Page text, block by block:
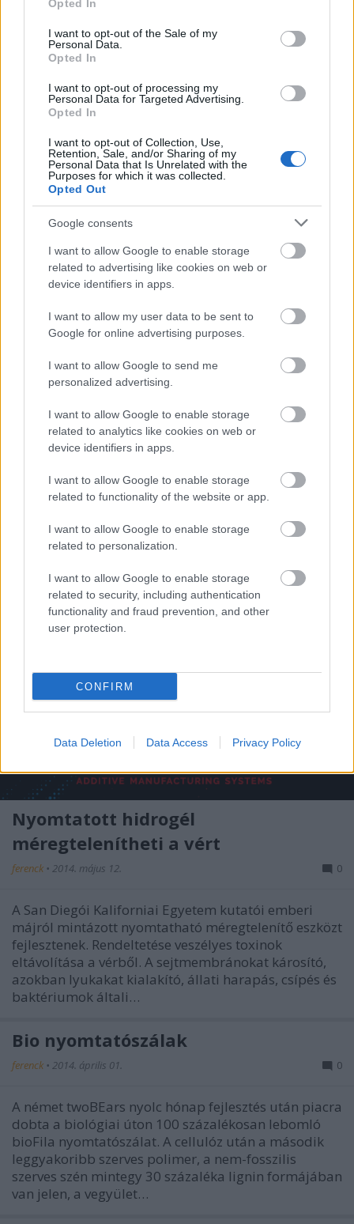
use your data for below specified purposes in below Google
consent section.
Opted In
I want to opt-out of the Sale of my
Personal Data.
Opted In
I want to opt-out of processing my
Personal Data for Targeted Advertising.
Opted In
I want to opt-out of Collection, Use,
Retention, Sale, and/or Sharing of my
Personal Data that Is Unrelated with the
Purposes for which it was collected.
Opted Out
Google consents
I want to allow Google to enable storage
related to advertising like cookies on web or
device identifiers in apps.
I want to allow my user data to be sent to
Google for online advertising purposes.
I want to allow Google to send me
personalized advertising.
I want to allow Google to enable storage
related to analytics like cookies on web or
device identifiers in apps.
I want to allow Google to enable storage
related to functionality of the website or app.
I want to allow Google to enable storage
related to personalization.
I want to allow Google to enable storage
related to security, including authentication
functionality and fraud prevention, and other
user protection.
CONFIRM
Data Deletion Data Access Privacy Policy
szövetek tervezésével, modellezésével,
bionyomtató labort a Queensland…
3D nyomtatás és antibiotikumok
•2015. február 05.
A Louisiana Állami Egyetem és a nyomtatószálakat
és anyagokat, gyártásukhoz műszereket fejlesztő
ExtrusionBot szakemberei közös kutatásban
vizsgálták a 3D nyomtatás és speciális
nyomtatószálak, matériák biomedikális
alkalmazásait. Két esetcsoportra, antibiotikumokkal
kezelt…
piacon: a Verbatim
Az adattárolóiról, főként pendrive-jairól ismert
Verbatim bejelentette, hogy ezentúl 3D
nyomtatószálakkal, anyagokkal is foglalkozik, azaz
újabb szereplő jelent meg a Gartner által 2014-ben
669 millió dollárosra becsült piacon. Ausztráliában
és Új-Zélandon augusztus második…
Nyomtatott élet a világűrben
•2014. június 02.
Az űrutazás nehezen kivitelezhető, nem praktikus, az
egészségre is káros hatással lehet. Viszont sok tudós
szerint az ember hosszútávú túlélése csak más
bolygók gyarmatosításával, a világűr
leginkább megvalósítható…
Nyomtatott hidrogél
méregtelenítheti a vért
ferenck • 2014. május 12. 0
A San Diegói Kaliforniai Egyetem kutatói emberi
májról mintázott nyomtatható méregtelenítő eszközt
fejlesztenek. Rendeltetése veszélyes toxinok
eltávolítása a vérből. A sejtmembránokat károsító,
azokban lyukakat kialakító, állati harapás, csípés és
baktériumok általi…
Bio nyomtatószálak
ferenck • 2014. április 01. 0
A német twoBEars nyolc hónap fejlesztés után piacra
dobta a biológiai úton 100 százalékosan lebomló
bioFila nyomtatószálat. A cellulóz után a második
leggyakoribb szerves polimer, a nem-fosszilis
szerves szén mintegy 30 százaléka lignin formájában
van jelen, a vegyület…